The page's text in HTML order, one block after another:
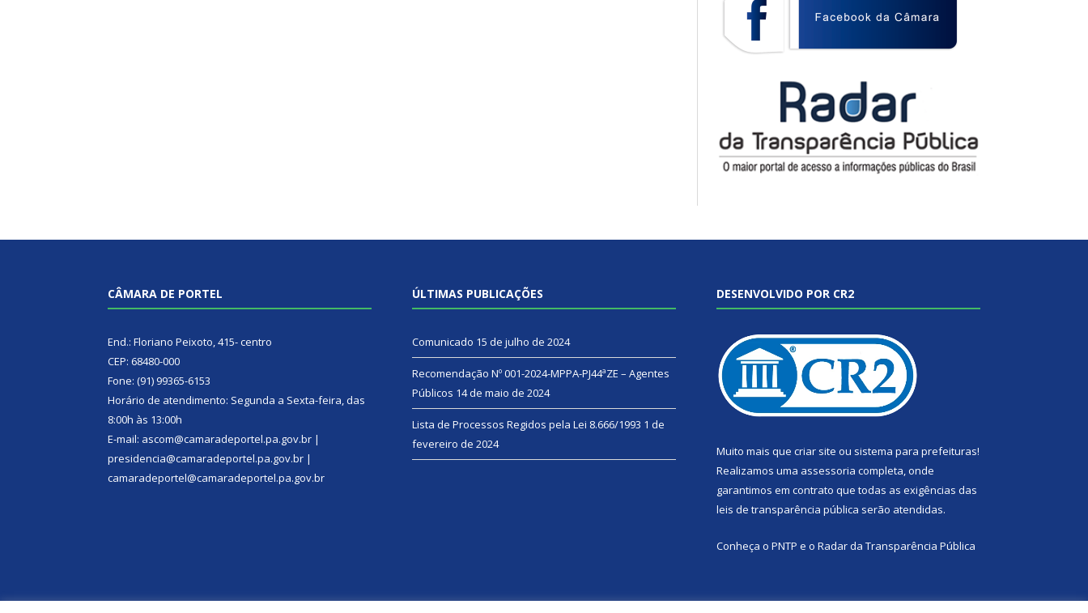
CÂMARA DE PORTEL
End.: Floriano Peixoto, 415- centro
CEP: 68480-000
Fone: (91) 99365-6153
Horário de atendimento: Segunda a Sexta-feira, das
8:00h às 13:00h
E-mail: ascom@camaradeportel.pa.gov.br |
presidencia@camaradeportel.pa.gov.br |
camaradeportel@camaradeportel.pa.gov.br
ÚLTIMAS PUBLICAÇÕES
Comunicado 15 de julho de 2024
Recomendação Nº 001-2024-MPPA-PJ44ªZE – Agentes
Públicos 14 de maio de 2024
Lista de Processos Regidos pela Lei 8.666/1993 1 de
fevereiro de 2024
DESENVOLVIDO POR CR2
Muito mais que criar site ou sistema para prefeituras!
Realizamos uma assessoria completa, onde
garantimos em contrato que todas as exigências das
leis de transparência pública serão atendidas.
Conheça o PNTP e o Radar da Transparência Pública